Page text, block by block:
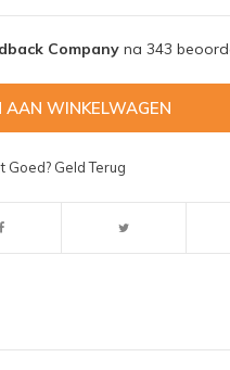
vergroten
Companyna 343
AAN WINKELWAGEN
Goed? Geld Terug